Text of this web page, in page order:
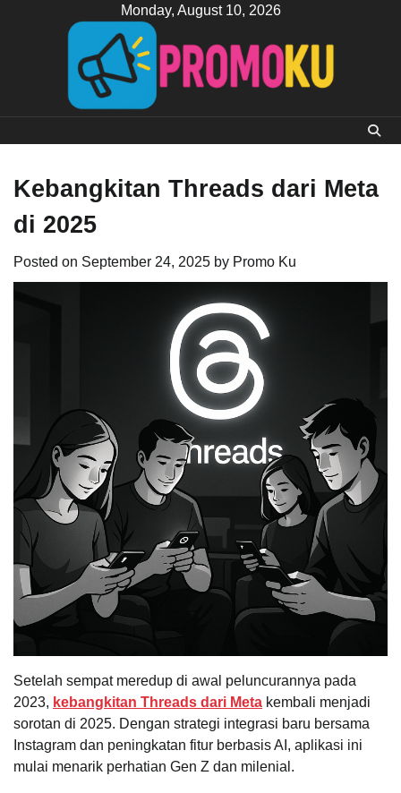
Monday, August 10, 2026
Kebangkitan Threads dari Meta
di 2025
Posted on September 24, 2025 by Promo Ku
Setelah sempat meredup di awal peluncurannya pada
2023, kebangkitan Threads dari Meta kembali menjadi
sorotan di 2025. Dengan strategi integrasi baru bersama
Instagram dan peningkatan fitur berbasis AI, aplikasi ini
mulai menarik perhatian Gen Z dan milenial.